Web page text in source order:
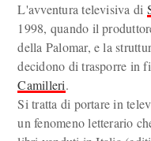
L'avventura televisiva di
1998, quando il
della Palomar, e la
decidono di trasporre in
Camilleri.
Si tratta di portare in
un fenomeno letterario